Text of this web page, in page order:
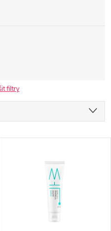
filtry